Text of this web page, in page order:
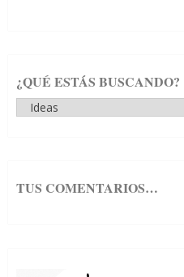
¿QUÉ ESTÁS BUSCANDO?
¿Qué
TUS COMENTARIOS…